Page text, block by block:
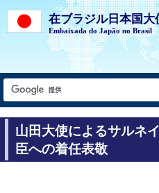
在ブラジル日本国大
Embaixada do Japão no Brasil
山田大使によるサルネ
臣への着任表敬